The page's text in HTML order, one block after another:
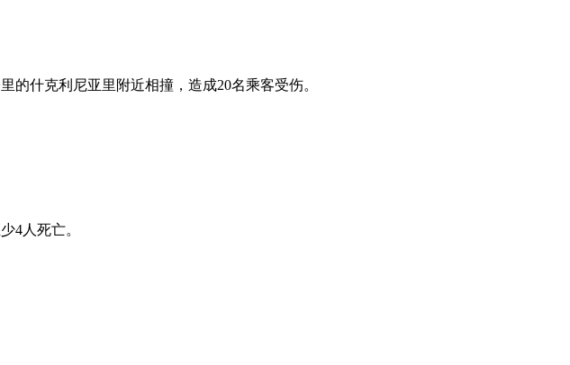
的什克利尼亚里附近相撞，造成20名乘客受伤。
4人死亡。